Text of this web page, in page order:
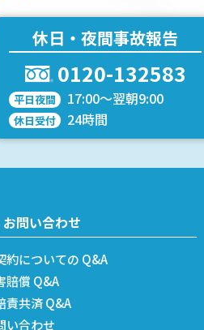
休日・夜間事故報告
0120-132583
平日夜間 17:00～翌朝9:00
休日受付 24時間
お問い合わせ
約についての Q&A
賠償 Q&A
責共済 Q&A
い合わせ